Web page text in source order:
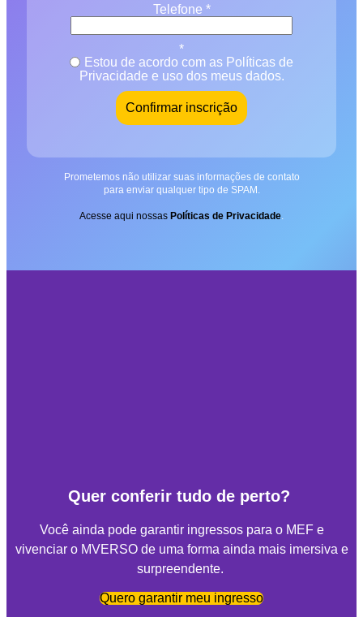
Telefone *
*
Estou de acordo com as Políticas de
Privacidade e uso dos meus dados.
Confirmar inscrição
Prometemos não utilizar suas informações de contato
para enviar qualquer tipo de SPAM.
Acesse aqui nossas Políticas de Privacidade.
Quer conferir tudo de perto?
Você ainda pode garantir ingressos para o MEF e
vivenciar o MVERSO de uma forma ainda mais imersiva e
surpreendente.
Quero garantir meu ingresso